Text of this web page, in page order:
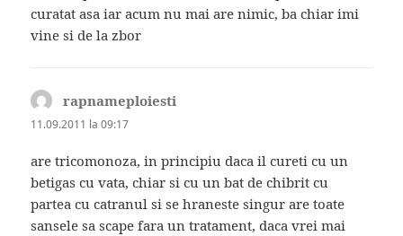
curatat asa iar acum nu mai are nimic, ba chiar imi
vine si de la zbor
rapnameploiesti
11.09.2011 la 09:17
are tricomonoza, in principiu daca il cureti cu un
betigas cu vata, chiar si cu un bat de chibrit cu
partea cu catranul si se hraneste singur are toate
sansele sa scape fara un tratament, daca vrei mai